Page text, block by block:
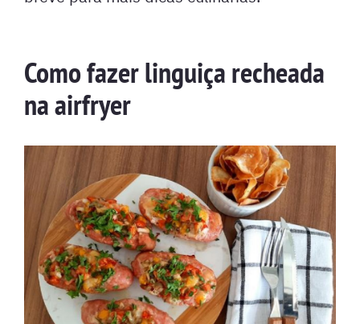
Como fazer linguiça recheada
na airfryer